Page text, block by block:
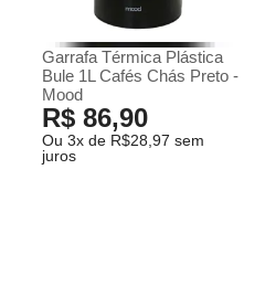
Garrafa Térmica Plástica
Bule 1L Cafés Chás Preto -
Mood
R$ 86,90
Ou 3x de R$28,97 sem
juros